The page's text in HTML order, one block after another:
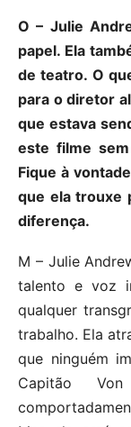
O – Julie
papel. Ela
de teatro. O
para o diretor
que estava
este filme
Fique à
que ela trouxe
diferença.
M – Julie
talento e voz
qualquer
trabalho. Ela
que ninguém
Capitão